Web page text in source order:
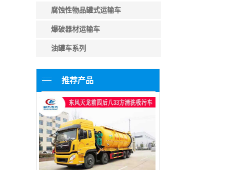
腐蚀性物品罐式运输车
爆破器材运输车
油罐车系列
推荐产品